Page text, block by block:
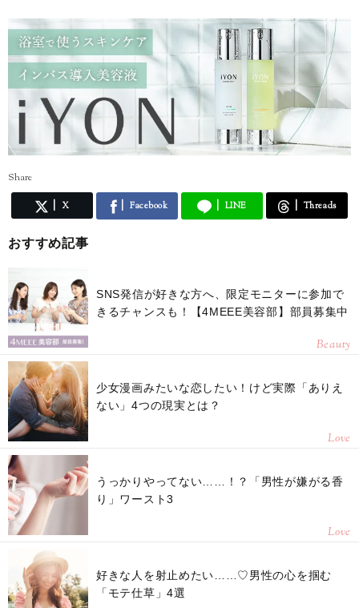
Share
X Facebook LINE Threads
おすすめ記事
SNS発信が好きな方へ、限定モニターに参加で
きるチャンスも！【4MEEE美容部】部員募集中
Beauty
少女漫画みたいな恋したい！けど実際「ありえ
ない」4つの現実とは？
Love
うっかりやってない……！？「男性が嫌がる香
り」ワースト3
Love
好きな人を射止めたい……♡男性の心を掴む
「モテ仕草」4選